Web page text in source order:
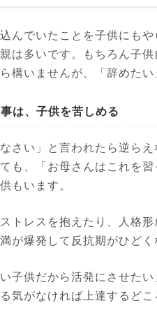
んでいたことを子供にも
は多いです。もちろん子
構いませんが、「辞めた
は、子供を苦しめる
さい」と言われたら逆ら
も、「お母さんはこれを
もいます。
トレスを抱えたり、人格
が爆発して反抗期がひどく
い子供だから活発にさせた
気がなければ上達するど